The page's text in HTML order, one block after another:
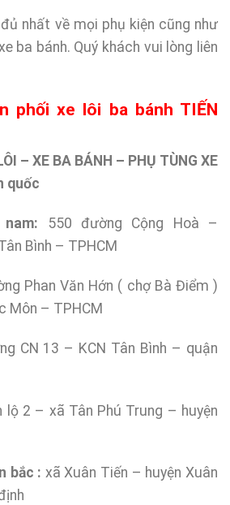
nhất về mọi phụ kiện cũng như
ba bánh. Quý khách vui lòng liên
phối xe lôi ba bánh TIẾN
– XE BA BÁNH – PHỤ TÙNG XE
quốc
550 đường Cộng Hoà –
Bình – TPHCM
Phan Văn Hớn ( chợ Bà Điểm )
Môn – TPHCM
CN 13 – KCN Tân Bình – quận
lộ 2 – xã Tân Phú Trung – huyện
bắc : xã Xuân Tiến – huyện Xuân